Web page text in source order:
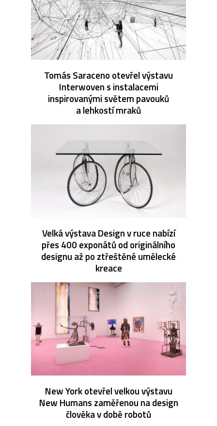
Tomás Saraceno otevřel výstavu
Interwoven s instalacemi
inspirovanými světem pavouků
a lehkostí mraků
Velká výstava Design v ruce nabízí
přes 400 exponátů od originálního
designu až po ztřeštěné umělecké
kreace
New York otevřel velkou výstavu
New Humans zaměřenou na design
člověka v době robotů